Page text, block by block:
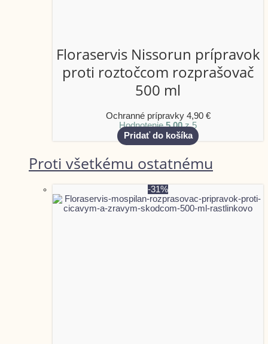
Floraservis Nissorun prípravok
proti roztočcom rozprašovač
500 ml
Ochranné prípravky 4,90 €
Hodnotenie5.00z 5
Pridať do košíka
Proti všetkému ostatnému
-31%